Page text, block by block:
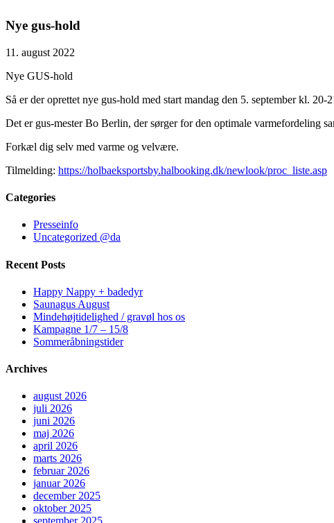
Nye gus-hold
11. august 2022
Nye GUS-hold
Så er der oprettet nye gus-hold med start mandag den 5. september kl. 20-
Det er gus-mester Bo Berlin, der sørger for den optimale varmefordeling
Forkæl dig selv med varme og velvære.
Tilmelding: https://holbaeksportsby.halbooking.dk/newlook/proc_liste.asp
Categories
Presseinfo
Uncategorized @da
Recent Posts
Happy Nappy + badedyr
Saunagus August
Mindehøjtidelighed / gravøl hos os
Kampagne 1/7 – 15/8
Sommeråbningstider
Archives
august 2026
juli 2026
juni 2026
maj 2026
april 2026
marts 2026
februar 2026
januar 2026
december 2025
oktober 2025